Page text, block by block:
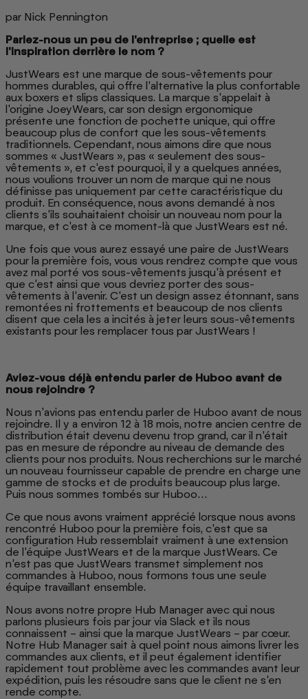
par Nick Pennington
Parlez-nous un peu de l'entreprise ; quelle est
l'inspiration derrière le nom ?
JustWears est une marque de sous-vêtements pour
hommes durables, qui offre l'alternative la plus confortable
aux boxers et slips classiques. La marque s'appelait à
l'origine JoeyWears, car son design ergonomique
présente une fonction de pochette unique, qui offre
beaucoup plus de confort que les sous-vêtements
traditionnels. Cependant, nous aimons dire que nous
sommes « JustWears », pas « seulement des sous-
vêtements », et c'est pourquoi, il y a quelques années,
nous voulions trouver un nom de marque qui ne nous
définisse pas uniquement par cette caractéristique du
produit. En conséquence, nous avons demandé à nos
clients s'ils souhaitaient choisir un nouveau nom pour la
marque, et c'est à ce moment-là que JustWears est né.
Une fois que vous aurez essayé une paire de JustWears
pour la première fois, vous vous rendrez compte que vous
avez mal porté vos sous-vêtements jusqu'à présent et
que c'est ainsi que vous devriez porter des sous-
vêtements à l'avenir. C'est un design assez étonnant, sans
remontées ni frottements et beaucoup de nos clients
disent que cela les a incités à jeter leurs sous-vêtements
existants pour les remplacer tous par JustWears !
Aviez-vous déjà entendu parler de Huboo avant de
nous rejoindre ?
Nous n'avions pas entendu parler de Huboo avant de nous
rejoindre. Il y a environ 12 à 18 mois, notre ancien centre de
distribution était devenu devenu trop grand, car il n'était
pas en mesure de répondre au niveau de demande des
clients pour nos produits. Nous recherchions sur le marché
un nouveau fournisseur capable de prendre en charge une
gamme de stocks et de produits beaucoup plus large.
Puis nous sommes tombés sur Huboo…
Ce que nous avons vraiment apprécié lorsque nous avons
rencontré Huboo pour la première fois, c'est que sa
configuration Hub ressemblait vraiment à une extension
de l'équipe JustWears et de la marque JustWears. Ce
n’est pas que JustWears transmet simplement nos
commandes à Huboo, nous formons tous une seule
équipe travaillant ensemble.
Nous avons notre propre Hub Manager avec qui nous
parlons plusieurs fois par jour via Slack et ils nous
connaissent – ​​ainsi que la marque JustWears – par cœur.
Notre Hub Manager sait à quel point nous aimons livrer les
commandes aux clients, et il peut également identifier
rapidement tout problème avec les commandes avant leur
expédition, puis les résoudre sans que le client ne s'en
rende compte.